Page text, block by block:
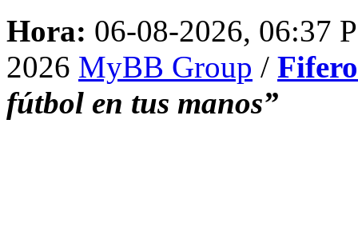
Hora: 06-08-2026, 06:37
2026 MyBB Group /
fútbol en tus manos”